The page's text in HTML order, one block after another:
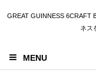
GREAT GUINNESS 6CRAFT
ネス
MENU